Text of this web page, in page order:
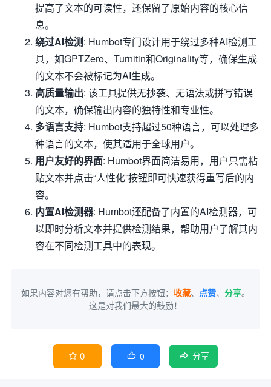
提高了文本的可读性，还保留了原始内容的核心信
息。
绕过AI检测: Humbot专门设计用于绕过多种AI检测工
具，如GPTZero、Turnitin和Originality等，确保生成
的文本不会被标记为AI生成。
高质量输出: 该工具提供无抄袭、无语法或拼写错误
的文本，确保输出内容的独特性和专业性。
多语言支持: Humbot支持超过50种语言，可以处理多
种语言的文本，使其适用于全球用户。
用户友好的界面: Humbot界面简洁易用，用户只需粘
贴文本并点击“人性化”按钮即可快速获得重写后的内
容。
内置AI检测器: Humbot还配备了内置的AI检测器，可
以即时分析文本并提供检测结果，帮助用户了解其内
容在不同检测工具中的表现。
如果内容对您有帮助，请点击下方按钮： 收藏、 点赞、 分享。
这是对我们最大的鼓励！
 0  0 分享